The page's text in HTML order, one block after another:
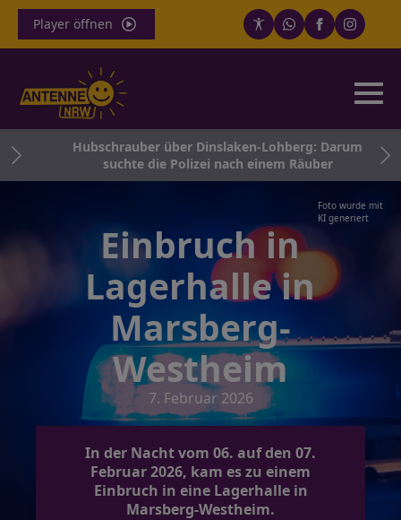
Player öffnen
Hubschrauber über Dinslaken-Lohberg: Darum
suchte die Polizei nach einem Räuber
Foto wurde mit
KI generiert
Einbruch in
Lagerhalle in
Marsberg-
Westheim
7. Februar 2026
In der Nacht vom 06. auf den 07.
Februar 2026, kam es zu einem
Einbruch in eine Lagerhalle in
Marsberg-Westheim.